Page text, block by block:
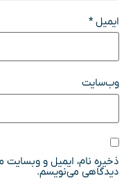
ایمیل*
وب‌سایت
ذخیره نام، ایمیل و وبسایت
دیدگاهی می‌نویسم.